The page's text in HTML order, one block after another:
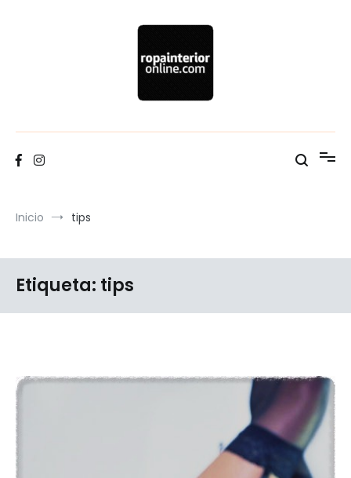
Inicio tips
Etiqueta: tips